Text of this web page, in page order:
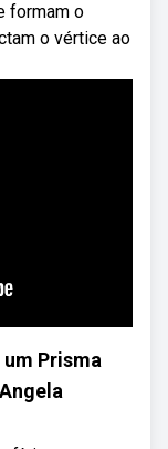
formam o
o vértice ao
Prisma